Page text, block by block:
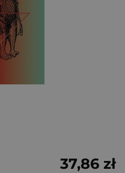
37,86 zł